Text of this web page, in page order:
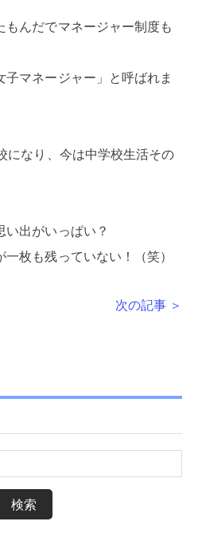
んだでマネージャー制度も
子マネージャー」と呼ばれま
になり、今は中学校生活その
出がいっぱい？
枚も残っていない！（笑）
次の記事 ＞